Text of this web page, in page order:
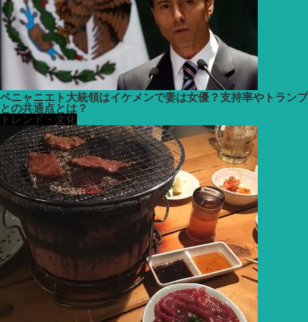
ペニャニエト大統領はイケメンで妻は女優？支持率やトランプ
との共通点とは？
トレンド・文化